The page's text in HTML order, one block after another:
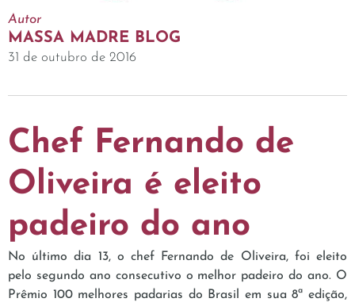
Autor
MASSA MADRE BLOG
31 de outubro de 2016
Chef Fernando de
Oliveira é eleito
padeiro do ano
No último dia 13, o chef Fernando de Oliveira, foi eleito
pelo segundo ano consecutivo o melhor padeiro do ano. O
Prêmio 100 melhores padarias do Brasil em sua 8ª edição,